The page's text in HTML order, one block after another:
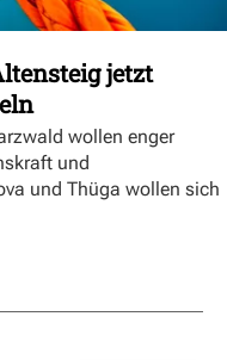
jetzt
wollen enger
und
und Thüga wollen sich